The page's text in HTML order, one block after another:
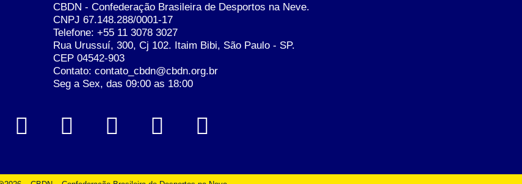
CBDN - Confederação Brasileira de Desportos na Neve.
CNPJ 67.148.288/0001-17
Telefone: +55 11 3078 3027
Rua Urussuí, 300, Cj 102. Itaim Bibi, São Paulo - SP.
CEP 04542-903
Contato: contato_cbdn@cbdn.org.br
Seg a Sex, das 09:00 as 18:00